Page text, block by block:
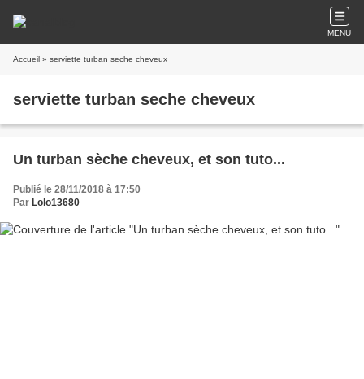
MENU
Accueil » serviette turban seche cheveux
serviette turban seche cheveux
Un turban sèche cheveux, et son tuto...
Publié le 28/11/2018 à 17:50
Par Lolo13680